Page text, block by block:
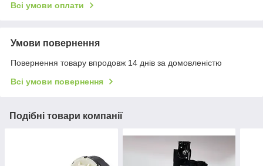
Всі умови оплати
Умови повернення
Повернення товару впродовж 14 днів за домовленістю
Всі умови повернення
Подібні товари компанії